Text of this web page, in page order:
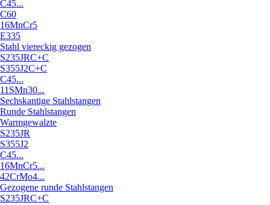
C45...
C60
16MnCr5
E335
Stahl viereckig gezogen
S235JRC+C
S355J2C+C
C45...
11SMn30...
Sechskantige Stahlstangen
Runde Stahlstangen
Warmgewalzte
S235JR
S355J2
C45...
16MnCr5...
42CrMo4...
Gezogene runde Stahlstangen
S235JRC+C